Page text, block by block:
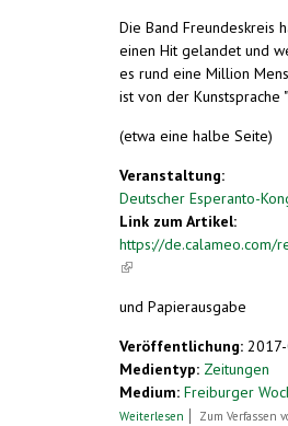
Die Band Freundeskreis
einen Hit gelandet und
es rund eine Million
ist von der Kunstsprache
(etwa eine halbe Seite)
Veranstaltung:
Deutscher Esperanto-
Link zum Artikel:
https://
(link is external)
und Papierausgabe
Veröffentlichung:
Medientyp: Zeitungen
Medium: Freiburger
Weiterlesen überZum Verfassen